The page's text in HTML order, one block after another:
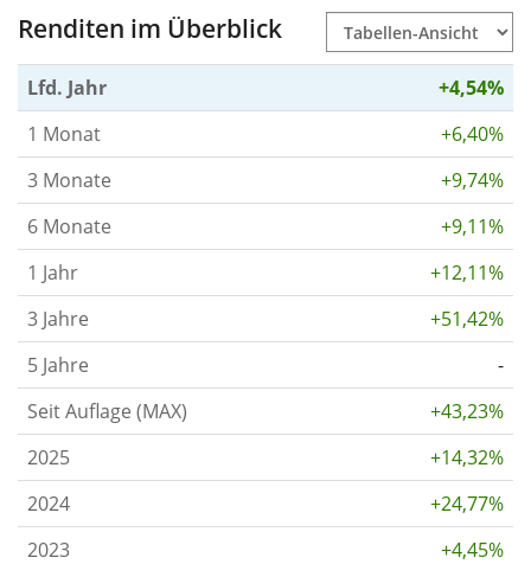
Renditen im Überblick
Lfd. Jahr
+4,54%
1 Monat
+6,40%
3 Monate
+9,74%
6 Monate
+9,11%
1 Jahr
+12,11%
3 Jahre
+51,42%
5 Jahre
-
Seit Auflage (MAX)
+43,23%
2025
+14,32%
2024
+24,77%
2023
+4,45%